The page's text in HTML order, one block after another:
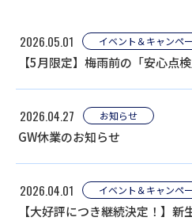
2026.05.01 イベント＆キャンペ
【5月限定】梅雨前の「安心点
2026.04.27 お知らせ
GW休業のお知らせ
2026.04.01 イベント＆キャンペ
【大好評につき継続決定！】